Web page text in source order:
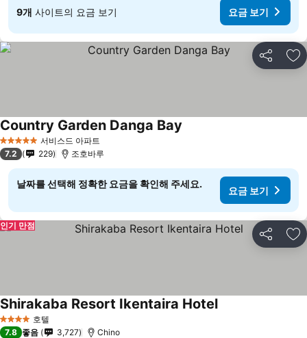
9개 사이트의 요금 보기 요금 보기
공유 즐
5 성급 서비스드 아파트
Country Garden Danga Bay
7.2 229 조호바루
날짜를 선택해 정확한 요금을 확인해 주세요.
요금 보기
공유 즐
인기 만점
4 성급 호텔
Shirakaba Resort Ikentaira Hotel
7.8 좋음 3,727 Chino